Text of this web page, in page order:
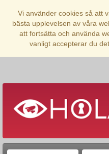
Vi använder cookies så att
bästa upplevelsen av våra
att fortsätta och använda
vanligt accepterar du